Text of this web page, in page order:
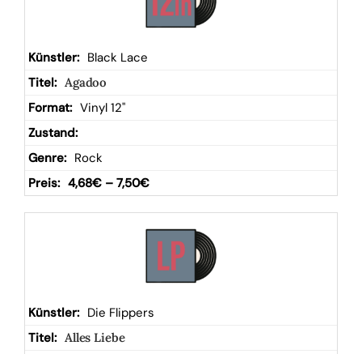
Black Lace
Agadoo
Vinyl 12"
Rock
4,68€ – 7,50€
Die Flippers
Alles Liebe